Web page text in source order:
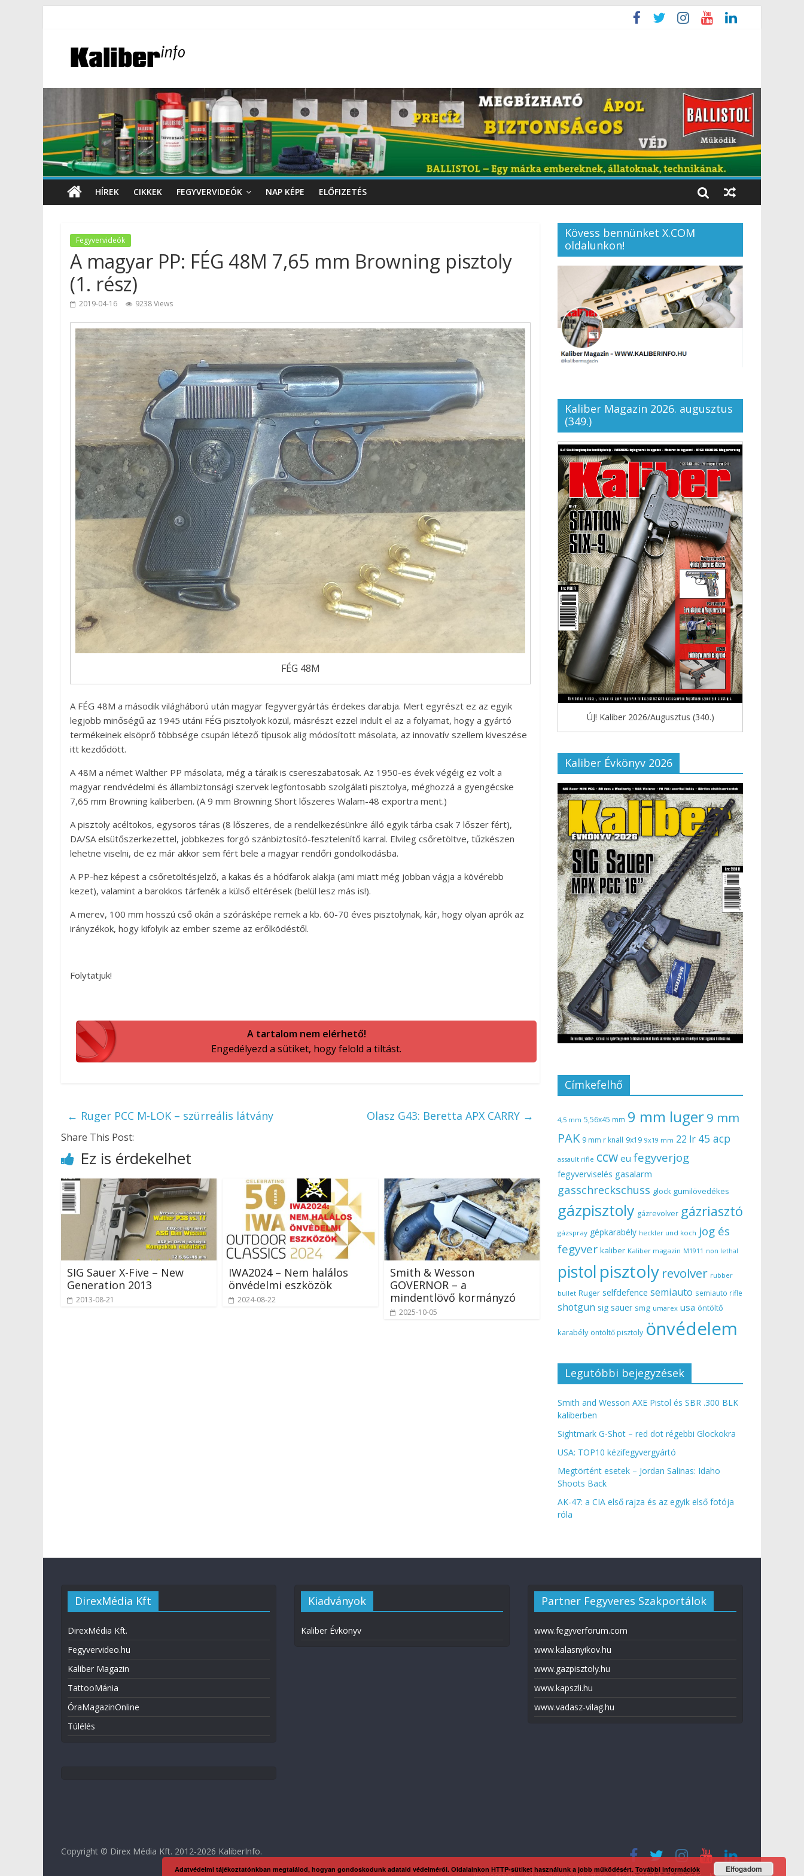
HÍREK CIKKEK FEGYVERVIDEÓK NAP KÉPE ELŐFIZETÉS
Fegyvervideók
A magyar PP: FÉG 48M 7,65 mm Browning pisztoly
(1. rész)
2019-04-16 9238 Views
FÉG 48M
A FÉG 48M a második világháború után magyar fegyvergyártás érdekes darabja. Mert egyrészt ez az egyik
legjobb minőségű az 1945 utáni FÉG pisztolyok közül, másrészt ezzel indult el az a folyamat, hogy a gyártó
termékeinek elsöprő többsége csupán létező típusok alig módosított másolata, az innovatív szellem kiveszése
itt kezdődött.
A 48M a német Walther PP másolata, még a táraik is csereszabatosak. Az 1950-es évek végéig ez volt a
magyar rendvédelmi és állambiztonsági szervek legfontosabb szolgálati pisztolya, méghozzá a gyengécske
7,65 mm Browning kaliberben. (A 9 mm Browning Short lőszeres Walam-48 exportra ment.)
A pisztoly acéltokos, egysoros táras (8 lőszeres, de a rendelkezésünkre álló egyik tárba csak 7 lőszer fért),
DA/SA elsütőszerkezettel, jobbkezes forgó szánbiztosító-fesztelenítő karral. Elvileg csőretöltve, tűzkészen
lehetne viselni, de ez már akkor sem fért bele a magyar rendőri gondolkodásba.
A PP-hez képest a csőretöltésjelző, a kakas és a hódfarok alakja (ami miatt még jobban vágja a kövérebb
kezet), valamint a barokkos tárfenék a külső eltérések (belül lesz más is!).
A merev, 100 mm hosszú cső okán a szórásképe remek a kb. 60-70 éves pisztolynak, kár, hogy olyan aprók az
irányzékok, hogy kifolyik az ember szeme az erőlködéstől.
Folytatjuk!
A tartalom nem elérhető!
Engedélyezd a sütiket, hogy felold a tiltást.
← Ruger PCC M-LOK – szürreális látvány Olasz G43: Beretta APX CARRY →
Share This Post:
Ez is érdekelhet
SIG Sauer X-Five – New
Generation 2013
2013-08-21
IWA2024 – Nem halálos
önvédelmi eszközök
2024-08-22
Smith & Wesson
GOVERNOR – a
mindentlövő kormányzó
2025-10-05
Kövess bennünket X.COM
oldalunkon!
Kaliber Magazin 2026. augusztus
(349.)
ÚJ! Kaliber 2026/Augusztus (340.)
Kaliber Évkönyv 2026
Címkefelhő
4,5 mm 5,56x45 mm 9 mm luger9 mm
PAK 9 mm r knall 9x19 9x19 mm 22 lr 45 acp
assault rifle ccw eu fegyverjog
fegyverviselés gasalarm
gasschreckschuss glock gumilövedékes
gázpisztoly gázrevolver gázriasztó
gázspray gépkarabély heckler und koch jog és
fegyver kaliber Kaliber magazin M1911 non lethal
pistol pisztoly revolver rubber
bullet Ruger selfdefence semiauto semiauto rifle
shotgun sig sauer smg umarex usa öntöltő
karabély öntöltő pisztoly önvédelem
Legutóbbi bejegyzések
Smith and Wesson AXE Pistol és SBR .300 BLK
kaliberben
Sightmark G-Shot – red dot régebbi Glockokra
USA: TOP10 kézifegyvergyártó
Megtörtént esetek – Jordan Salinas: Idaho
Shoots Back
AK-47: a CIA első rajza és az egyik első fotója
róla
DirexMédia Kft
DirexMédia Kft.
Fegyvervideo.hu
Kaliber Magazin
TattooMánia
ÓraMagazinOnline
Túlélés
Kiadványok
Kaliber Évkönyv
Partner Fegyveres Szakportálok
www.fegyverforum.com
www.kalasnyikov.hu
www.gazpisztoly.hu
www.kapszli.hu
www.vadasz-vilag.hu
Copyright © Direx Média Kft. 2012-2026 KaliberInfo.
Adatvédelmi tájékoztatónkban megtalálod, hogyan gondoskodunk adataid védelméről. Oldalainkon HTTP-sütiket használunk a jobb működésért. További információk Elfogadom